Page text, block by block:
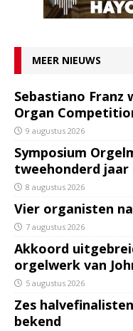
MEER NIEUWS
Sebastiano
Organ
9 augustus 2026
Symposium
tweehonderd
8 augustus 2026
Vier organisten
7 augustus 2026
Akkoord
orgelwerk van
5 augustus 2026
Zes
bekend